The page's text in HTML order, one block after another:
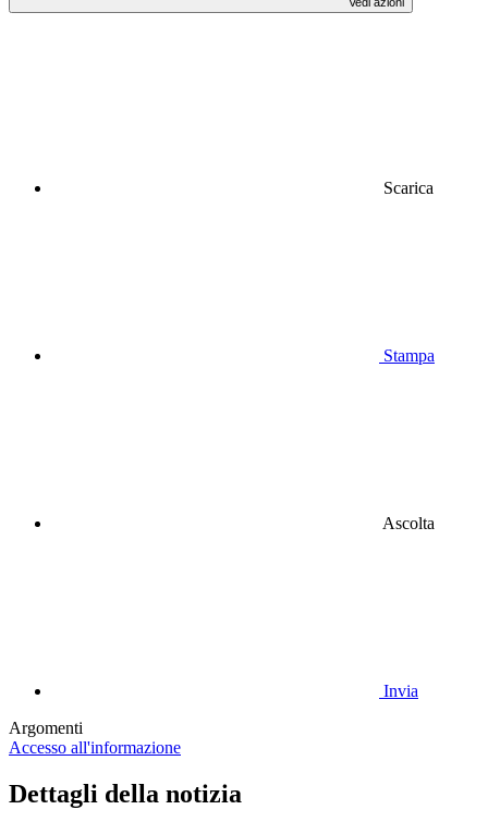
Scarica
Stampa
Ascolta
Invia
Argomenti
Accesso all'informazione
Dettagli della notizia